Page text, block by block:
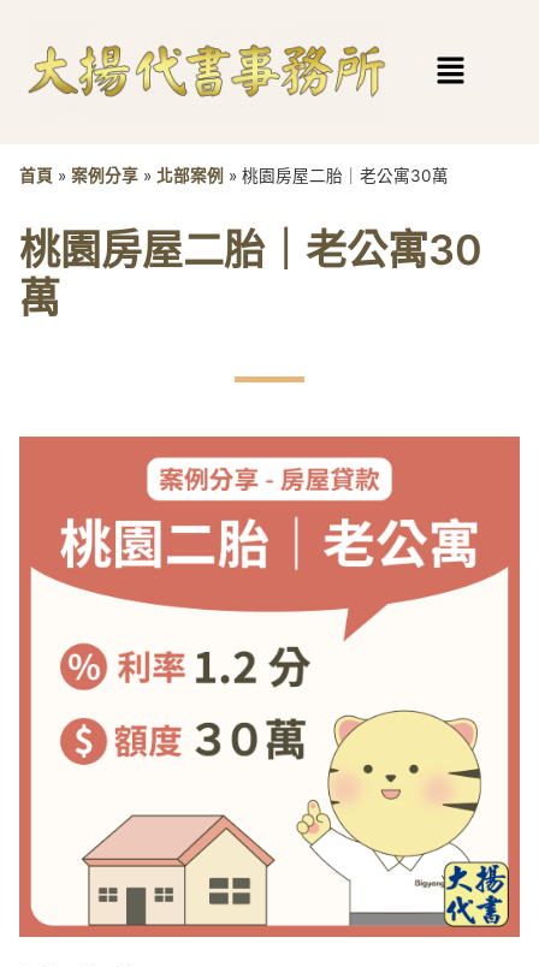
首頁 » 案例分享 » 北部案例 » 桃園房屋二胎｜老公寓30萬
桃園房屋二胎｜老公寓30
萬